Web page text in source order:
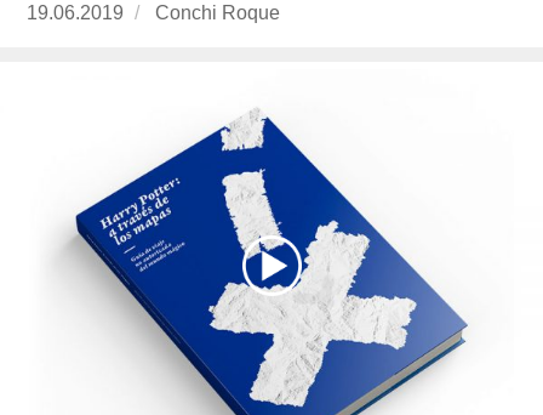
Publicado
19.06.2019
https://www.experimenta.es/author/conchi-
Conchi Roque